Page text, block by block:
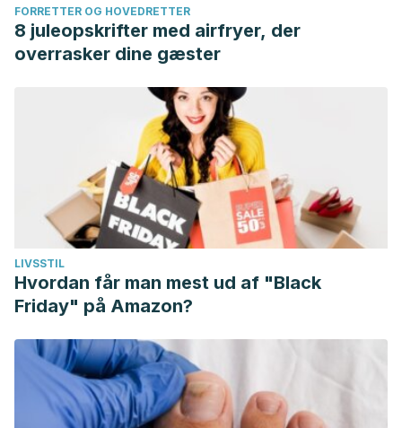
FORRETTER OG HOVEDRETTER
8 juleopskrifter med airfryer, der
overrasker dine gæster
LIVSSTIL
Hvordan får man mest ud af "Black
Friday" på Amazon?